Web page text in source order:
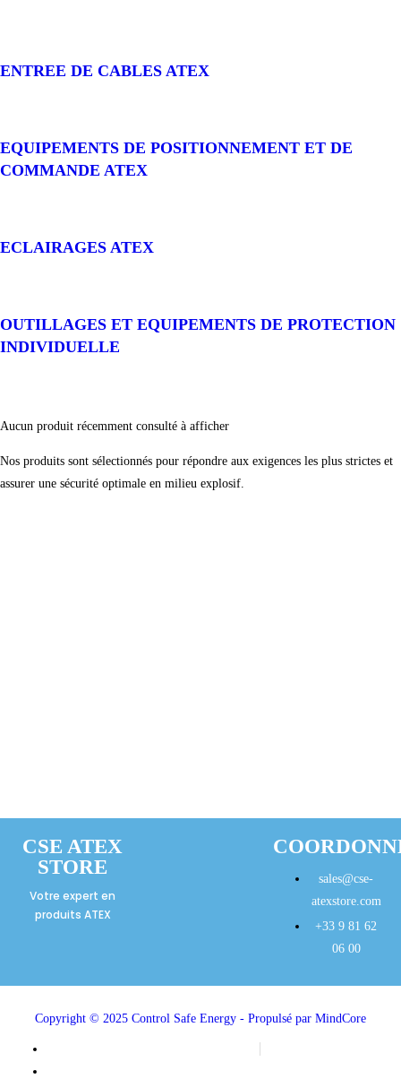
ENTREE DE CABLES ATEX
EQUIPEMENTS DE POSITIONNEMENT ET DE
COMMANDE ATEX
ECLAIRAGES ATEX
OUTILLAGES ET EQUIPEMENTS DE PROTECTION
INDIVIDUELLE
Aucun produit récemment consulté à afficher
Nos produits sont sélectionnés pour répondre aux exigences les plus strictes et
assurer une sécurité optimale en milieu explosif.
CSE ATEX
STORE
Votre expert en
produits ATEX
sales@cse-
atexstore.com
+33 9 81 62
06 00
Copyright © 2025 Control Safe Energy - Propulsé par MindCore